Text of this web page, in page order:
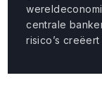
centrale
risico’s